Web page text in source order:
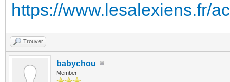
https://www.lesalexiens.fr/
Trouver
babychou
Member